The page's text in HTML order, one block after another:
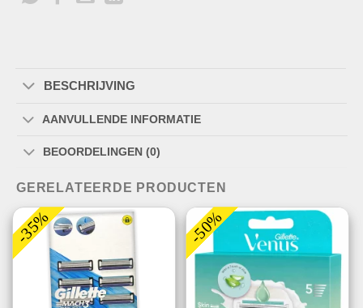
BESCHRIJVING
AANVULLENDE INFORMATIE
BEOORDELINGEN (0)
GERELATEERDE PRODUCTEN
-35% -50%